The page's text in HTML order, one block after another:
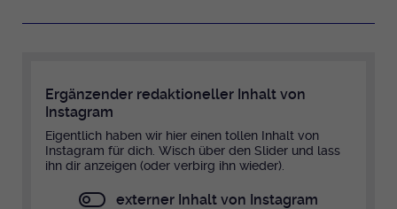
Ergänzender redaktioneller Inhalt von
Instagram
Eigentlich haben wir hier einen tollen Inhalt von
Instagram für dich. Wisch über den Slider und lass
ihn dir anzeigen (oder verbirg ihn wieder).
externer Inhalt von Instagram